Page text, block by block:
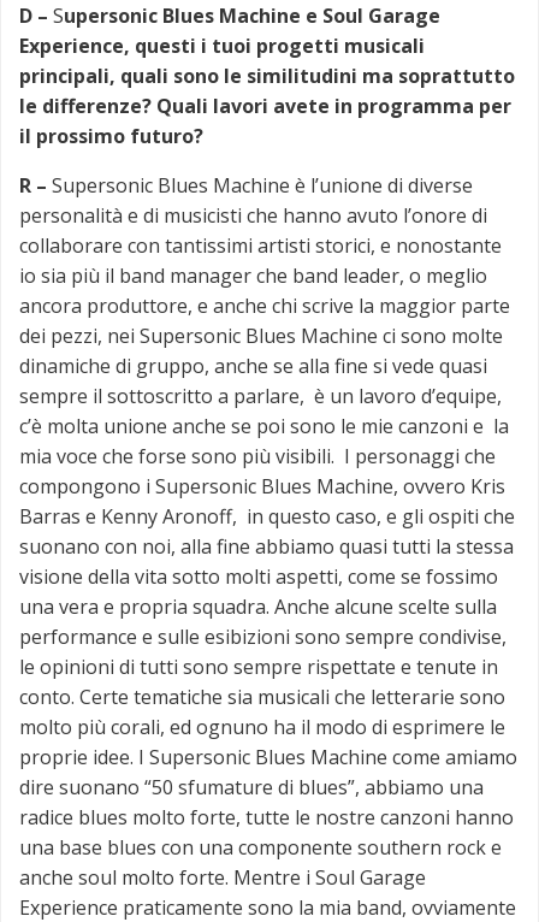
D – Supersonic Blues Machine e Soul Garage
Experience, questi i tuoi progetti musicali
principali, quali sono le similitudini ma soprattutto
le differenze? Quali lavori avete in programma per
il prossimo futuro?
R – Supersonic Blues Machine è l’unione di diverse
personalità e di musicisti che hanno avuto l’onore di
collaborare con tantissimi artisti storici, e nonostante
io sia più il band manager che band leader, o meglio
ancora produttore, e anche chi scrive la maggior parte
dei pezzi, nei Supersonic Blues Machine ci sono molte
dinamiche di gruppo, anche se alla fine si vede quasi
sempre il sottoscritto a parlare, è un lavoro d’equipe,
c’è molta unione anche se poi sono le mie canzoni e la
mia voce che forse sono più visibili. I personaggi che
compongono i Supersonic Blues Machine, ovvero Kris
Barras e Kenny Aronoff, in questo caso, e gli ospiti che
suonano con noi, alla fine abbiamo quasi tutti la stessa
visione della vita sotto molti aspetti, come se fossimo
una vera e propria squadra. Anche alcune scelte sulla
performance e sulle esibizioni sono sempre condivise,
le opinioni di tutti sono sempre rispettate e tenute in
conto. Certe tematiche sia musicali che letterarie sono
molto più corali, ed ognuno ha il modo di esprimere le
proprie idee. I Supersonic Blues Machine come amiamo
dire suonano “50 sfumature di blues”, abbiamo una
radice blues molto forte, tutte le nostre canzoni hanno
una base blues con una componente southern rock e
anche soul molto forte. Mentre i Soul Garage
Experience praticamente sono la mia band, ovviamente